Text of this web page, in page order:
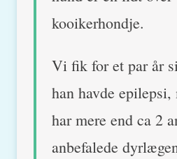
kooikerhondje.
Vi fik for et par år
han havde
har mere end ca 2
anbefalede